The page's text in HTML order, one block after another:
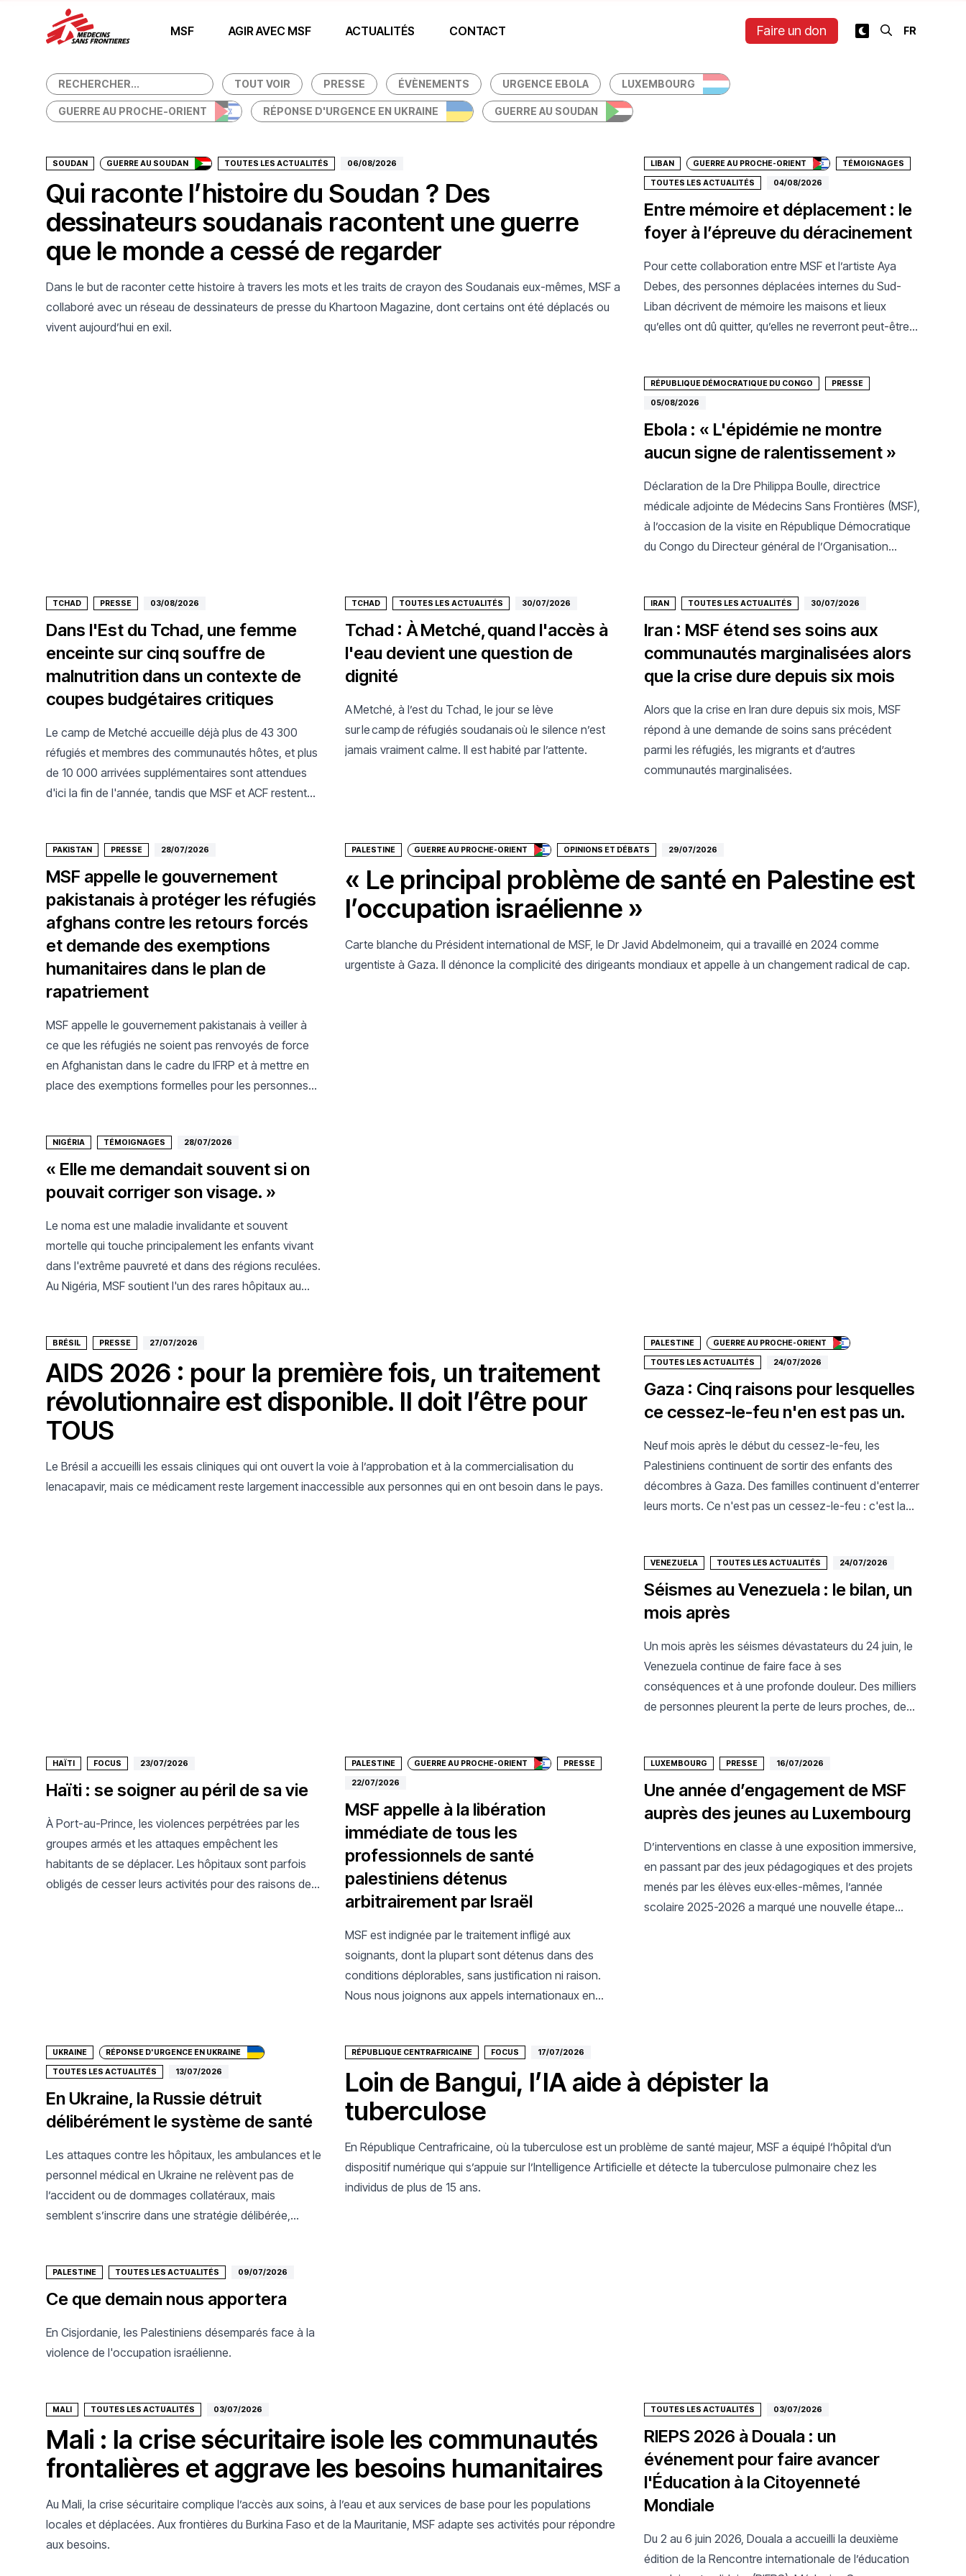
MSF AGIR AVEC MSF ACTUALITÉS CONTACT Faire un don
TOUT VOIR PRESSE ÉVÈNEMENTS URGENCE EBOLA LUXEMBOURG
GUERRE AU PROCHE-ORIENT RÉPONSE D'URGENCE EN UKRAINE GUERRE AU SOUDAN
Faire un don
SOUDAN GUERRE AU SOUDAN TOUTES LES ACTUALITÉS 06/08/2026
Qui raconte l’histoire du Soudan ? Des
dessinateurs soudanais racontent une guerre
que le monde a cessé de regarder
Dans le but de raconter cette histoire à travers les mots et les traits de crayon des Soudanais eux-mêmes, MSF a
collaboré avec un réseau de dessinateurs de presse du Khartoon Magazine, dont certains ont été déplacés ou
vivent aujourd’hui en exil.
LIBAN GUERRE AU PROCHE-ORIENT TÉMOIGNAGES
TOUTES LES ACTUALITÉS 04/08/2026
Entre mémoire et déplacement : le
foyer à l’épreuve du déracinement
Pour cette collaboration entre MSF et l’artiste Aya
Debes, des personnes déplacées internes du Sud-
Liban décrivent de mémoire les maisons et lieux
qu’elles ont dû quitter, qu’elles ne reverront peut-être
RÉPUBLIQUE DÉMOCRATIQUE DU CONGO PRESSE
05/08/2026
Ebola : « L'épidémie ne montre
aucun signe de ralentissement »
Déclaration de la Dre Philippa Boulle, directrice
médicale adjointe de Médecins Sans Frontières (MSF),
à l’occasion de la visite en République Démocratique
du Congo du Directeur général de l’Organisation
TCHAD PRESSE 03/08/2026
Dans l'Est du Tchad, une femme
enceinte sur cinq souffre de
malnutrition dans un contexte de
coupes budgétaires critiques
Le camp de Metché accueille déjà plus de 43 300
réfugiés et membres des communautés hôtes, et plus
de 10 000 arrivées supplémentaires sont attendues
d'ici la fin de l'année, tandis que MSF et ACF restent
TCHAD TOUTES LES ACTUALITÉS 30/07/2026
Tchad : À Metché, quand l'accès à
l'eau devient une question de
dignité
A Metché, à l’est du Tchad, le jour se lève
sur le camp de réfugiés soudanais où le silence n’est
jamais vraiment calme. Il est habité par l’attente.
IRAN TOUTES LES ACTUALITÉS 30/07/2026
Iran : MSF étend ses soins aux
communautés marginalisées alors
que la crise dure depuis six mois
Alors que la crise en Iran dure depuis six mois, MSF
répond à une demande de soins sans précédent
parmi les réfugiés, les migrants et d’autres
communautés marginalisées.
PAKISTAN PRESSE 28/07/2026
MSF appelle le gouvernement
pakistanais à protéger les réfugiés
afghans contre les retours forcés
et demande des exemptions
humanitaires dans le plan de
rapatriement
MSF appelle le gouvernement pakistanais à veiller à
ce que les réfugiés ne soient pas renvoyés de force
en Afghanistan dans le cadre du IFRP et à mettre en
place des exemptions formelles pour les personnes
NIGÉRIA TÉMOIGNAGES 28/07/2026
« Elle me demandait souvent si on
pouvait corriger son visage. »
Le noma est une maladie invalidante et souvent
mortelle qui touche principalement les enfants vivant
dans l'extrême pauvreté et dans des régions reculées.
Au Nigéria, MSF soutient l'un des rares hôpitaux au
PALESTINE GUERRE AU PROCHE-ORIENT OPINIONS ET DÉBATS 29/07/2026
« Le principal problème de santé en Palestine est
l’occupation israélienne »
Carte blanche du Président international de MSF, le Dr Javid Abdelmoneim, qui a travaillé en 2024 comme
urgentiste à Gaza. Il dénonce la complicité des dirigeants mondiaux et appelle à un changement radical de cap.
BRÉSIL PRESSE 27/07/2026
AIDS 2026 : pour la première fois, un traitement
révolutionnaire est disponible. Il doit l’être pour
TOUS
Le Brésil a accueilli les essais cliniques qui ont ouvert la voie à l’approbation et à la commercialisation du
lenacapavir, mais ce médicament reste largement inaccessible aux personnes qui en ont besoin dans le pays.
PALESTINE GUERRE AU PROCHE-ORIENT
TOUTES LES ACTUALITÉS 24/07/2026
Gaza : Cinq raisons pour lesquelles
ce cessez-le-feu n'en est pas un.
Neuf mois après le début du cessez-le-feu, les
Palestiniens continuent de sortir des enfants des
décombres à Gaza. Des familles continuent d'enterrer
leurs morts. Ce n'est pas un cessez-le-feu : c'est la
VENEZUELA TOUTES LES ACTUALITÉS 24/07/2026
Séismes au Venezuela : le bilan, un
mois après
Un mois après les séismes dévastateurs du 24 juin, le
Venezuela continue de faire face à ses
conséquences et à une profonde douleur. Des milliers
de personnes pleurent la perte de leurs proches, de
HAÏTI FOCUS 23/07/2026
Haïti : se soigner au péril de sa vie
À Port-au-Prince, les violences perpétrées par les
groupes armés et les attaques empêchent les
habitants de se déplacer. Les hôpitaux sont parfois
obligés de cesser leurs activités pour des raisons de
PALESTINE GUERRE AU PROCHE-ORIENT PRESSE
22/07/2026
MSF appelle à la libération
immédiate de tous les
professionnels de santé
palestiniens détenus
arbitrairement par Israël
MSF est indignée par le traitement infligé aux
soignants, dont la plupart sont détenus dans des
conditions déplorables, sans justification ni raison.
Nous nous joignons aux appels internationaux en
LUXEMBOURG PRESSE 16/07/2026
Une année d’engagement de MSF
auprès des jeunes au Luxembourg
D’interventions en classe à une exposition immersive,
en passant par des jeux pédagogiques et des projets
menés par les élèves eux·elles-mêmes, l’année
scolaire 2025-2026 a marqué une nouvelle étape
UKRAINE RÉPONSE D'URGENCE EN UKRAINE
TOUTES LES ACTUALITÉS 13/07/2026
En Ukraine, la Russie détruit
délibérément le système de santé
Les attaques contre les hôpitaux, les ambulances et le
personnel médical en Ukraine ne relèvent pas de
l’accident ou de dommages collatéraux, mais
semblent s’inscrire dans une stratégie délibérée,
PALESTINE TOUTES LES ACTUALITÉS 09/07/2026
Ce que demain nous apportera
En Cisjordanie, les Palestiniens désemparés face à la
violence de l'occupation israélienne.
RÉPUBLIQUE CENTRAFRICAINE FOCUS 17/07/2026
Loin de Bangui, l’IA aide à dépister la
tuberculose
En République Centrafricaine, où la tuberculose est un problème de santé majeur, MSF a équipé l’hôpital d’un
dispositif numérique qui s’appuie sur l’Intelligence Artificielle et détecte la tuberculose pulmonaire chez les
individus de plus de 15 ans.
MALI TOUTES LES ACTUALITÉS 03/07/2026
Mali : la crise sécuritaire isole les communautés
frontalières et aggrave les besoins humanitaires
Au Mali, la crise sécuritaire complique l’accès aux soins, à l’eau et aux services de base pour les populations
locales et déplacées. Aux frontières du Burkina Faso et de la Mauritanie, MSF adapte ses activités pour répondre
aux besoins.
TOUTES LES ACTUALITÉS 03/07/2026
RIEPS 2026 à Douala : un
événement pour faire avancer
l'Éducation à la Citoyenneté
Mondiale
Du 2 au 6 juin 2026, Douala a accueilli la deuxième
édition de la Rencontre internationale de l’éducation
Association d'aide médicale humanitaire — Médecins Sans Frontières Luxembourg